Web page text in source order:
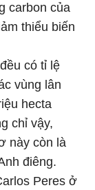
carbon của
thiểu biến
có tỉ lệ
vùng lân
hecta
chỉ vậy,
này còn là
điêng.
Peres ở